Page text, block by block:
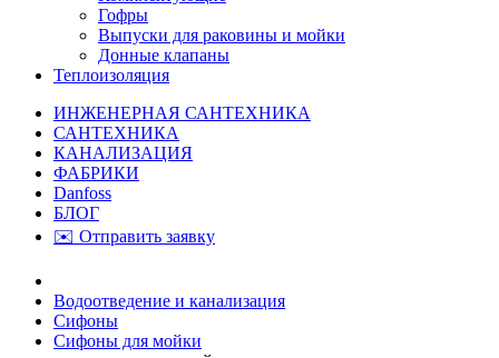
Гофры
Выпуски для раковины и мойки
Донные клапаны
Теплоизоляция
ИНЖЕНЕРНАЯ САНТЕХНИКА
САНТЕХНИКА
КАНАЛИЗАЦИЯ
ФАБРИКИ
Danfoss
БЛОГ
✉️ Отправить заявку
Водоотведение и канализация
Сифоны
Сифоны для мойки